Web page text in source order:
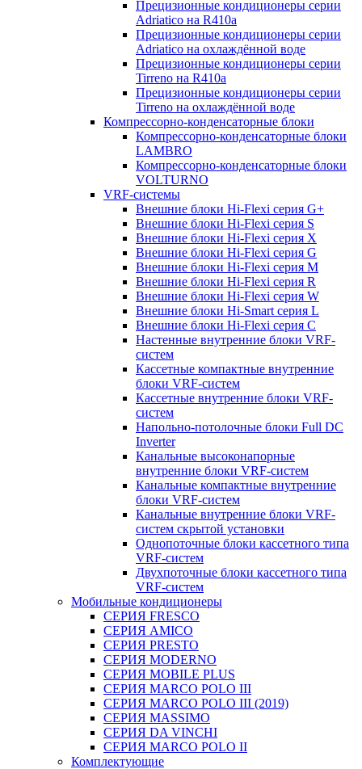
Прецизионные кондиционеры серии
Adriatico на R410a
Прецизионные кондиционеры серии
Adriatico на охлаждённой воде
Прецизионные кондиционеры серии
Tirreno на R410a
Прецизионные кондиционеры серии
Tirreno на охлаждённой воде
Компрессорно-конденсаторные блоки
Компрессорно-конденсаторные блоки
LAMBRO
Компрессорно-конденсаторные блоки
VOLTURNO
VRF-системы
Внешние блоки Hi-Flexi серия G+
Внешние блоки Hi-Flexi серия S
Внешние блоки Hi-Flexi серия X
Внешние блоки Hi-Flexi серия G
Внешние блоки Hi-Flexi серия M
Внешние блоки Hi-Flexi серия R
Внешние блоки Hi-Flexi серия W
Внешние блоки Hi-Smart серия L
Внешние блоки Hi-Flexi серия C
Настенные внутренние блоки VRF-
систем
Кассетные компактные внутренние
блоки VRF-систем
Кассетные внутренние блоки VRF-
систем
Напольно-потолочные блоки Full DC
Inverter
Канальные высоконапорные
внутренние блоки VRF-систем
Канальные компактные внутренние
блоки VRF-систем
Канальные внутренние блоки VRF-
систем скрытой установки
Однопоточные блоки кассетного типа
VRF-систем
Двухпоточные блоки кассетного типа
VRF-систем
Мобильные кондиционеры
СЕРИЯ FRESCO
СЕРИЯ AMICO
СЕРИЯ PRESTO
СЕРИЯ MODERNO
СЕРИЯ MOBILE PLUS
СЕРИЯ MARCO POLO III
СЕРИЯ MARCO POLO III (2019)
СЕРИЯ MASSIMO
СЕРИЯ DA VINCHI
СЕРИЯ MARCO POLO II
Комплектующие